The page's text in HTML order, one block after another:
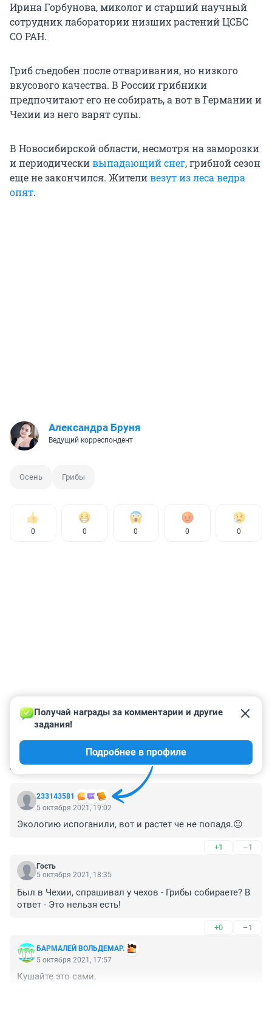
Ирина Горбунова, миколог и старший научный
сотрудник лаборатории низших растений ЦСБС
СО РАН.
Гриб съедобен после отваривания, но низкого
вкусового качества. В России грибники
предпочитают его не собирать, а вот в Германии и
Чехии из него варят супы.
В Новосибирской области, несмотря на заморозки
и периодическивыпадающий снег, грибной сезон
еще не закончился. Жителивезут из леса ведра
опят.
Александра Бруня
Ведущий корреспондент
Осень Грибы
0 0 0 0 0
КОММЕНТАРИИ 21
233143581
Получай награды за комментарии и другие
задания!
Подробнее в профиле
5 октября 2021, 19:02
Экологию испоганили, вот и растет че не попадя.😐
+1 –1
Гость
5 октября 2021, 18:35
Был в Чехии, спрашивал у чехов - Грибы собираете? В
ответ - Это нельзя есть!
+0 –1
БАРМАЛЕЙ ВОЛЬДЕМАР.
5 октября 2021, 17:57
Кушайте это сами.